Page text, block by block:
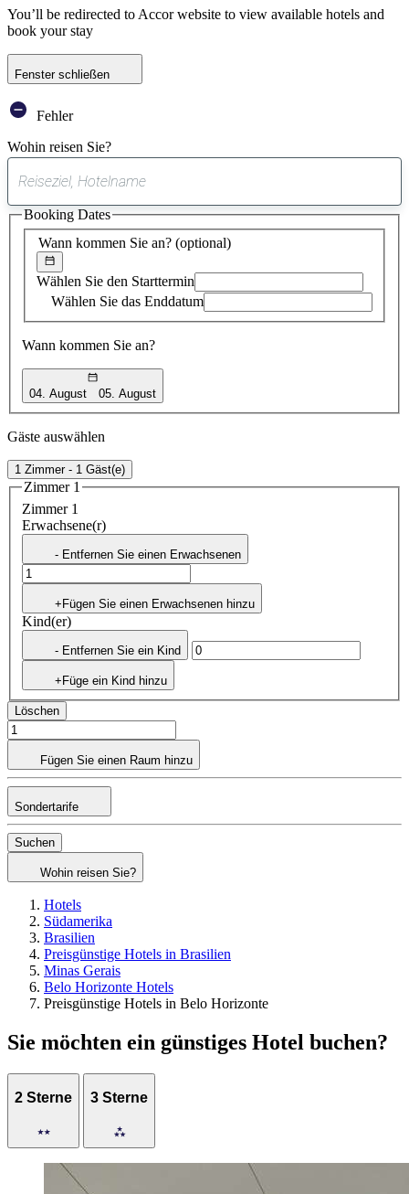
You’ll be redirected to Accor website to view available hotels and
book your stay
Fenster schließen
Fehler
Wohin reisen Sie?
gefundener
Vorschlag
Wann kommen Sie an? (optional)
Wählen Sie den Starttermin
Wählen Sie das Enddatum
Wann kommen Sie an?
04. August 05. August
Booking Dates
Gäste auswählen
1 Zimmer - 1 Gäst(e)
Zimmer 1
Zimmer 1
Erwachsene(r)
- Entfernen Sie einen Erwachsenen
+Fügen Sie einen Erwachsenen hinzu
Kind(er)
- Entfernen Sie ein Kind
+Füge ein Kind hinzu
Löschen
Fügen Sie einen Raum hinzu
Sondertarife
Suchen
Wohin reisen Sie?
Hotels
Südamerika
Brasilien
Preisgünstige Hotels in Brasilien
Minas Gerais
Belo Horizonte Hotels
Preisgünstige Hotels in Belo Horizonte
Sie möchten ein günstiges Hotel buchen?
2 Sterne 3 Sterne